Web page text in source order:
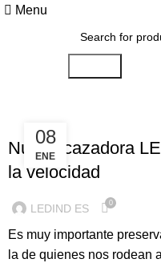
Menu
08
ENE
Nueva cazadora
la velocidad
LEDIND ES 0
Es muy importante
la de quienes nos rodean